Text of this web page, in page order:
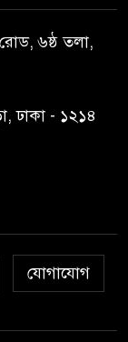
দ্রুত চার্জশিট
১০ অঞ্চলে
করে স্বপ্নপূরণ
নির্বাচন,
৬ষ্ঠ তলা,
ঢাকা - ১২১৪
যোগাযোগ